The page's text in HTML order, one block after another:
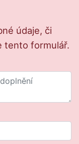
údaje, či
tento formulář.